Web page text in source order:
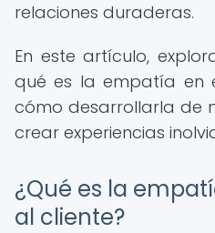
relaciones duraderas.
En este artículo,
qué es la empatía en
cómo desarrollarla de
crear experiencias
¿Qué es la
al cliente?